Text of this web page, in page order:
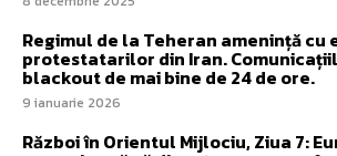
Regimul de la Teheran amenință cu
protestatarilor din Iran.
blackout de mai bine de 24 de ore.
9 ianuarie 2026
Război în Orientul Mijlociu, Ziua 7: